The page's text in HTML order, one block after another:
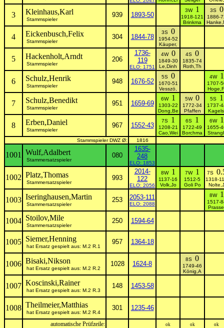
3 Kleinhaus,Karl
Stammspieler
939 1893-50
3W 1
1918-121
Brinkma
3S 0
1886-
4 Eickenbusch,Felix
Stammspieler
304 1844-78
3S 0
1954-52
Käuper,
5 Hackenholt,Arndt
Stammspieler
206
1736-
119
ELO: 1751
4W 0
1849-30
Le,Dinh
4S 0
1835-74
Roth,Th
6 Schulz,Henrik
Stammspieler
948 1676-52
5S 0
1670-51
Vesszö,
4W 1
1707-
7 Schulz,Benedikt
Stammspieler
951 1659-69
6W 1
1303-22
Dong,Be
5W 0
1772-34
Pfaffen
5S 1
1737-
8 Erben,Daniel
Stammspieler
967 1552-43
7S 1
1208-21
Cao,Wei
6S 1
1722-49
Borchma
6W 1
1655-
Stammspieler DWZ Ø:
1816
1001 Wulf,Adalbert
Stammersatzspieler
080
1635-
248
ELO: 1853
1002 Platz,Thomas
Stammersatzspieler
993
2014-
122
ELO: 2056
8W 1
1137-16
Volk,Jo
7W 1
1512-5
Goli Po
7S
1318-
Nolte,J
1003 Iseringhausen,Martin
Stammersatzspieler
253 2053-111
ELO: 2088
8W 1
1517-
1004 Stoilov,Mile
Stammersatzspieler
250 1594-64
1005 Siemer,Henning
hat Ersatz gespielt aus: M.2 R.1
957 1364-18
1006 Bisaki,Nikson
hat Ersatz gespielt aus: M.2 R.2
1028 1624-8
8S 0
1749-46
König,A
1007 Koscinski,Rainer
hat Ersatz gespielt aus: M.2 R.3
148 1453-58
1008 Theilmeier,Matthias
hat Ersatz gespielt aus: M.2 R.4
301 1235-46
automatische Prüfzeile: ok ok ok